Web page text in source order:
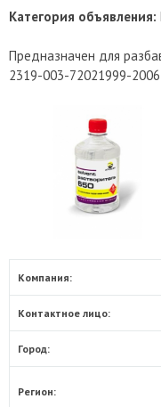
Категория объявления:
Предназначен для
2319-003-72021999-2006
Компания:
Контактное лицо:
Город:
Регион: